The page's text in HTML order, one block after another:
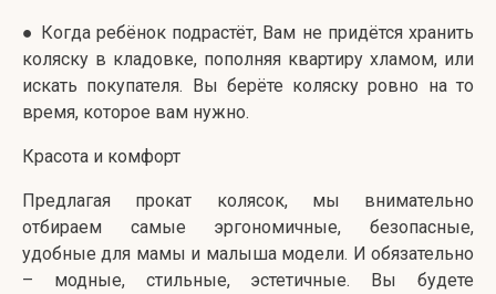
● Когда ребёнок подрастёт, Вам не придётся хранить
коляску в кладовке, пополняя квартиру хламом, или
искать покупателя. Вы берёте коляску ровно на то
время, которое вам нужно.
Красота и комфорт
Предлагая прокат колясок, мы внимательно
отбираем самые эргономичные, безопасные,
удобные для мамы и малыша модели. И обязательно
– модные, стильные, эстетичные. Вы будете